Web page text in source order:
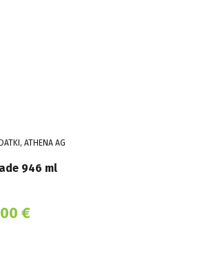
ATHENA AG
946 ml
€